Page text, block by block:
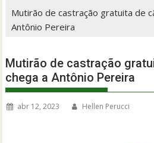
Mutirão de castração gratuita de
Antônio Pereira
Mutirão de castração
chega a Antônio Pereira
abr 12, 2023 Hellen Perucci